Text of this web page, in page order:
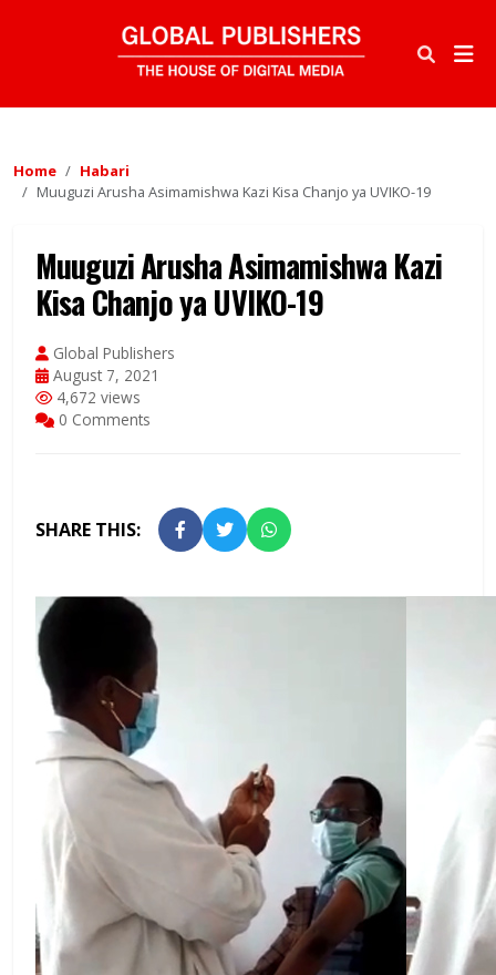
Home
Habari
Muuguzi Arusha Asimamishwa Kazi Kisa Chanjo ya UVIKO-19
Muuguzi Arusha Asimamishwa Kazi
Kisa Chanjo ya UVIKO-19
Global Publishers
August 7, 2021
4,672 views
0 Comments
SHARE THIS: